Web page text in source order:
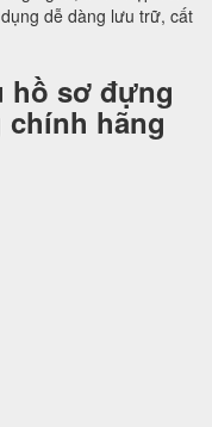
dễ dàng lưu trữ, cất
hồ sơ đựng
chính hãng